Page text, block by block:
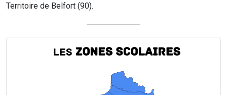
Territoire de Belfort (90).